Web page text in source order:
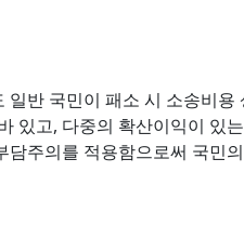
일반 국민이 패소 시 소송비
있고, 다중의 확산이익이 있
담주의를 적용함으로써 국민